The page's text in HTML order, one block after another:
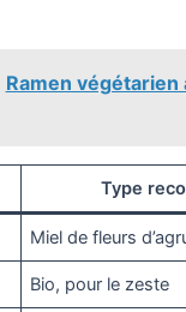
Ramen végétarien
Type
Miel de fleurs
Bio, pour le zeste